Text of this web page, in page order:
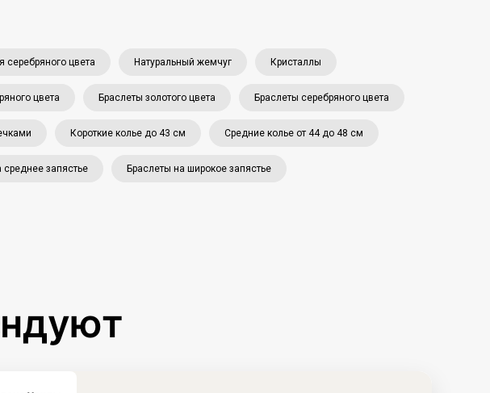
серебряного цвета Натуральный жемчуг Кристаллы
цвета Браслеты золотого цвета Браслеты серебряного цвета
Короткие колье до 43 см Средние колье от 44 до 48 см
среднее запястье Браслеты на широкое запястье